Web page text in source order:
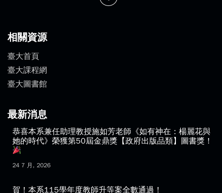
相關資源
臺大首頁
臺大課程網
臺大圖書館
最新消息
恭喜本系兼任助理教授施如芳老師《如有神在：楊麗花與
她的時代》榮獲第50屆金鼎獎【政府出版品類】圖書獎！
24 7 月, 2026
賀！本系115學年度教師升等案全數通過！